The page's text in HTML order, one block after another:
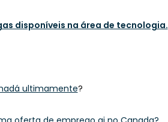
disponíveis na área de tecnologia.
ultimamente?